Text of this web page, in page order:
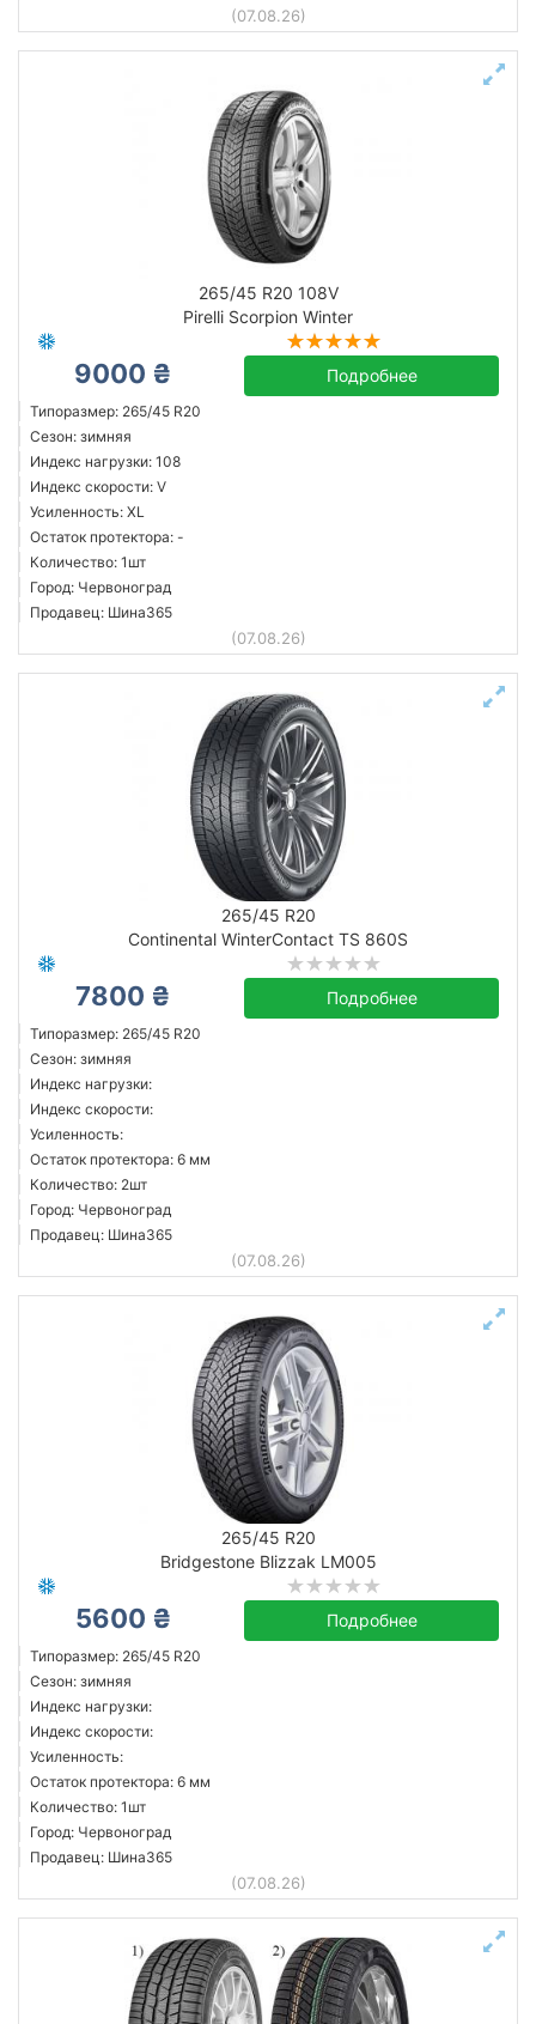
(07.08.26)
265/45 R20 108V
Pirelli Scorpion Winter
9000 ₴ Подробнее
Типоразмер: 265/45 R20
Сезон: зимняя
Индекс нагрузки: 108
Индекс скорости: V
Усиленность: XL
Остаток протектора: -
Количество: 1шт
Город: Червоноград
Продавец: Шина365
(07.08.26)
265/45 R20
Continental WinterContact TS 860S
7800 ₴ Подробнее
Типоразмер: 265/45 R20
Сезон: зимняя
Индекс нагрузки:
Индекс скорости:
Усиленность:
Остаток протектора: 6 мм
Количество: 2шт
Город: Червоноград
Продавец: Шина365
(07.08.26)
265/45 R20
Bridgestone Blizzak LM005
5600 ₴ Подробнее
Типоразмер: 265/45 R20
Сезон: зимняя
Индекс нагрузки:
Индекс скорости:
Усиленность:
Остаток протектора: 6 мм
Количество: 1шт
Город: Червоноград
Продавец: Шина365
(07.08.26)